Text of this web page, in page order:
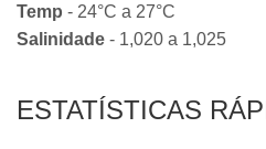
Temp - 24°C a 27°C
Salinidade - 1,020 a 1,025
ESTATÍSTICAS